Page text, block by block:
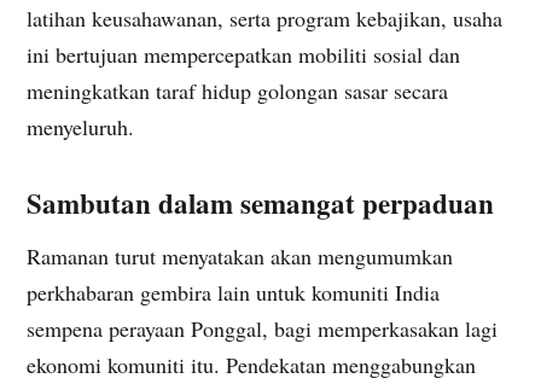
latihan keusahawanan, serta program kebajikan, usaha
ini bertujuan mempercepatkan mobiliti sosial dan
meningkatkan taraf hidup golongan sasar secara
menyeluruh.
Sambutan dalam semangat perpaduan
Ramanan turut menyatakan akan mengumumkan
perkhabaran gembira lain untuk komuniti India
sempena perayaan Ponggal, bagi memperkasakan lagi
ekonomi komuniti itu. Pendekatan menggabungkan